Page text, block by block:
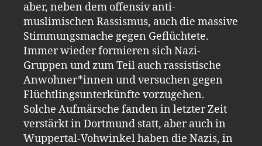
aber, neben dem offensiv anti-
muslimischen Rassismus, auch die massive
Stimmungsmache gegen Geflüchtete.
Immer wieder formieren sich Nazi-
Gruppen und zum Teil auch rassistische
Anwohner*innen und versuchen gegen
Flüchtlingsunterkünfte vorzugehen.
Solche Aufmärsche fanden in letzter Zeit
verstärkt in Dortmund statt, aber auch in
Wuppertal-Vohwinkel haben die Nazis, in